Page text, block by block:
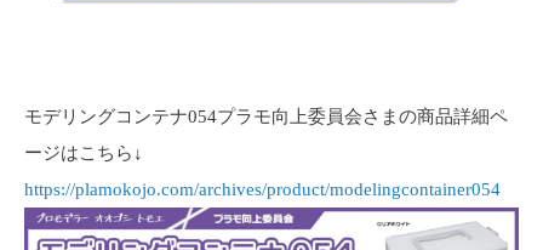
モデリングコンテナ054プラモ向上委員会さまの商品詳細ペ
ージはこちら↓
https://plamokojo.com/archives/product/modelingcontainer054